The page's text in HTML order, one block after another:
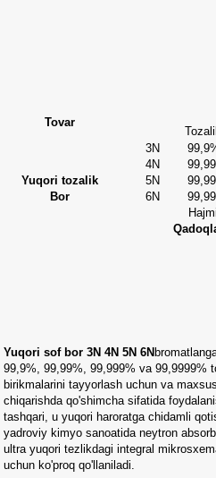
Tovar
Yuqori tozalik
Bor
3N
4N
5N
6N
Hajmi
Yuqori sof bor 3N 4N 5N 6N
99,9%, 99,99%, 99,999% va 99,9999%
birikmalarini tayyorlash uchun va
chiqarishda qo'shimcha sifatida
tashqari, u yuqori haroratga chidamli
yadroviy kimyo sanoatida neytron
ultra yuqori tezlikdagi integral
uchun ko'proq qo'llaniladi.